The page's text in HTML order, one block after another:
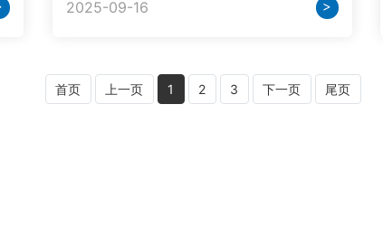
2025-09-16 >
首页 上一页 1 2 3 下一页 尾页